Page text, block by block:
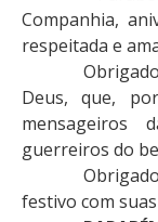
Companhia,
respeitada e
Deus, que,
mensageiros
guerreiros do
festivo com